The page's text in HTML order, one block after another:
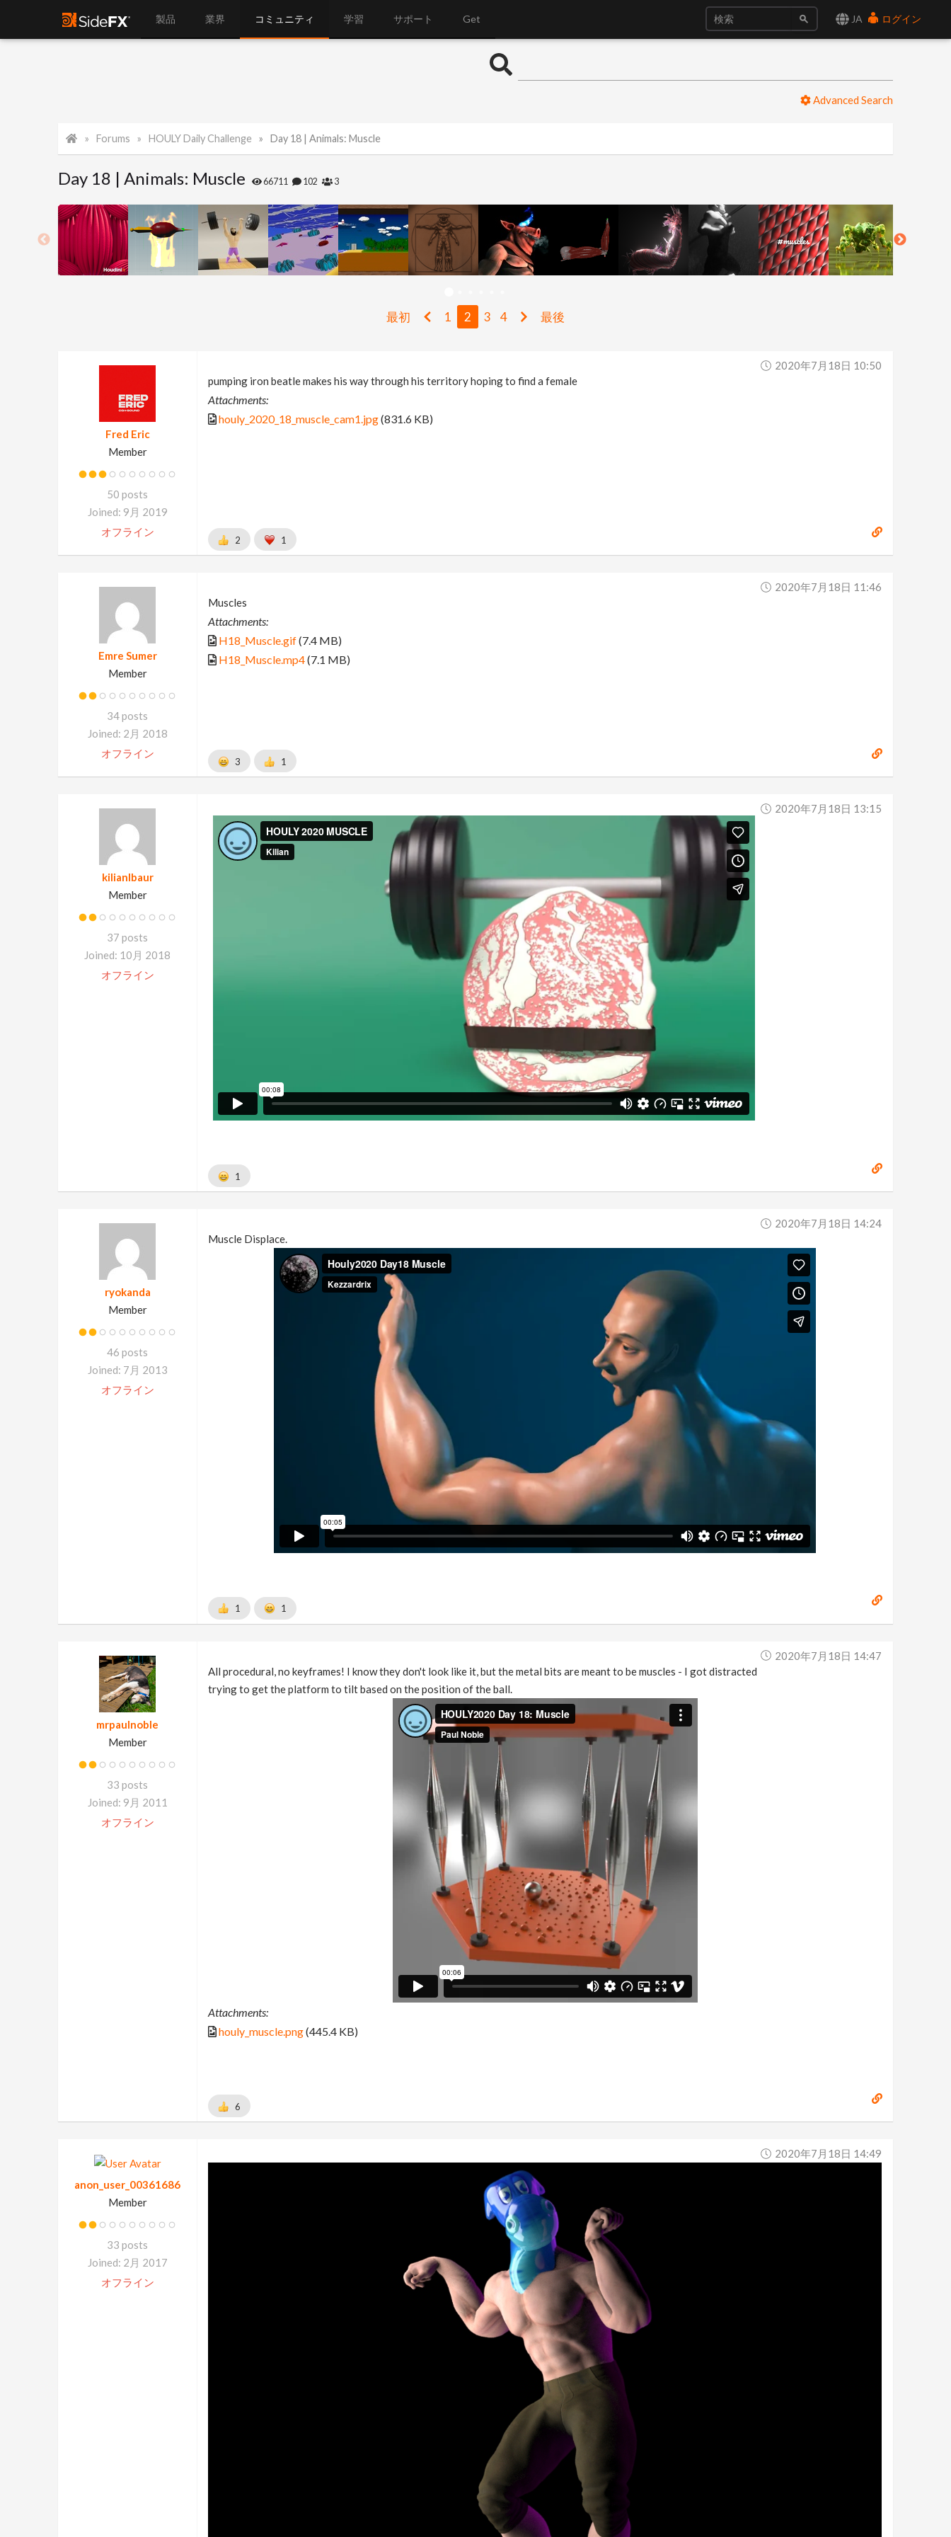
JA ログイン
製品 業界 コミュニティ 学習 サポート Get
Advanced Search
Forums HOULY Daily Challenge Day 18 | Animals: Muscle
Day 18 | Animals: Muscle 66711 102 3
最初 1 2 3 4 最後
Fred Eric
Member
50 posts
Joined: 9月 2019
オフライン
2020年7月18日 10:50
pumping iron beatle makes his way through his territory hoping to find a female
Attachments:
houly_2020_18_muscle_cam1.jpg(831.6 KB)
2 1
Emre Sumer
Member
34 posts
Joined: 2月 2018
オフライン
2020年7月18日 11:46
Muscles
Attachments:
H18_Muscle.gif(7.4 MB)
H18_Muscle.mp4(7.1 MB)
3 1
kilianlbaur
Member
37 posts
Joined: 10月 2018
オフライン
2020年7月18日 13:15
1
ryokanda
Member
46 posts
Joined: 7月 2013
オフライン
2020年7月18日 14:24
Muscle Displace.
1 1
mrpaulnoble
Member
33 posts
Joined: 9月 2011
オフライン
2020年7月18日 14:47
All procedural, no keyframes! I know they don't look like it, but the metal bits are meant to be muscles - I got distracted
trying to get the platform to tilt based on the position of the ball.
Attachments:
houly_muscle.png(445.4 KB)
6
anon_user_00361686
Member
33 posts
Joined: 2月 2017
オフライン
2020年7月18日 14:49